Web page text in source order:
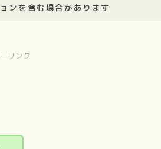
ンを含む場合があります
リンク